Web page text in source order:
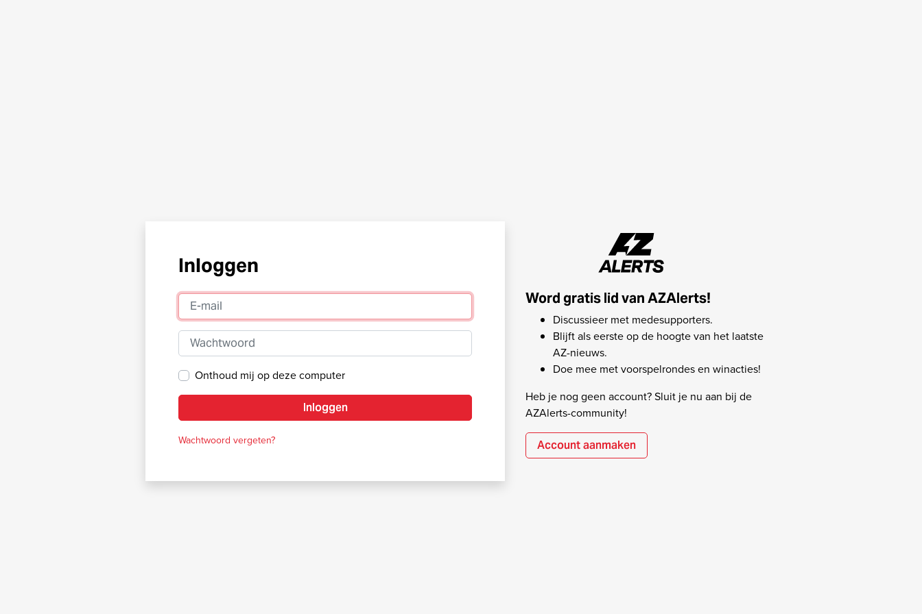
Inloggen
E-mail
Wachtwoord
Onthoud mij op deze computer
Inloggen
Wachtwoord vergeten?
Word gratis lid van AZAlerts!
Discussieer met medesupporters.
Blijft als eerste op de hoogte van het laatste
AZ-nieuws.
Doe mee met voorspelrondes en winacties!
Heb je nog geen account? Sluit je nu aan bij de
AZAlerts-community!
Account aanmaken